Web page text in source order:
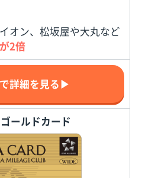
オン、松坂屋や大丸など
2倍
詳細を見る▶
ールドカード